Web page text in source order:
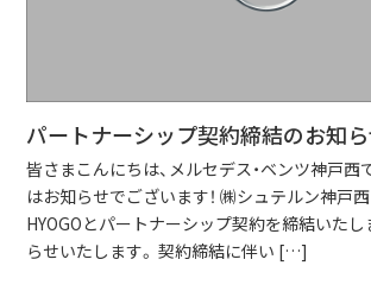
パートナーシップ契約締結のお知
皆さまこんにちは、メルセデス・ベンツ神戸西
はお知らせでございます！ ㈱シュテルン神戸西
HYOGOとパートナーシップ契約を締結いたし
らせいたします。 契約締結に伴い […]